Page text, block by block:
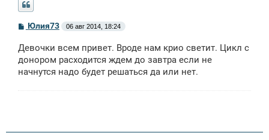
С
б
щ
н
Юлия73 06 авг 2014, 18:24
Девочки всем привет. Вроде нам крио светит. Цикл с
донором расходится ждем до завтра если не
начнутся надо будет решаться да или нет.